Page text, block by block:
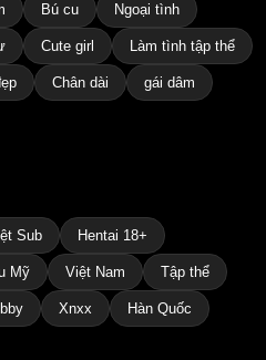
Bú cu Ngoại tình
Cute girl Làm tình tập thể
Chân dài gái dâm
Sub Hentai 18+
Mỹ Việt Nam Tập thể
Xnxx Hàn Quốc